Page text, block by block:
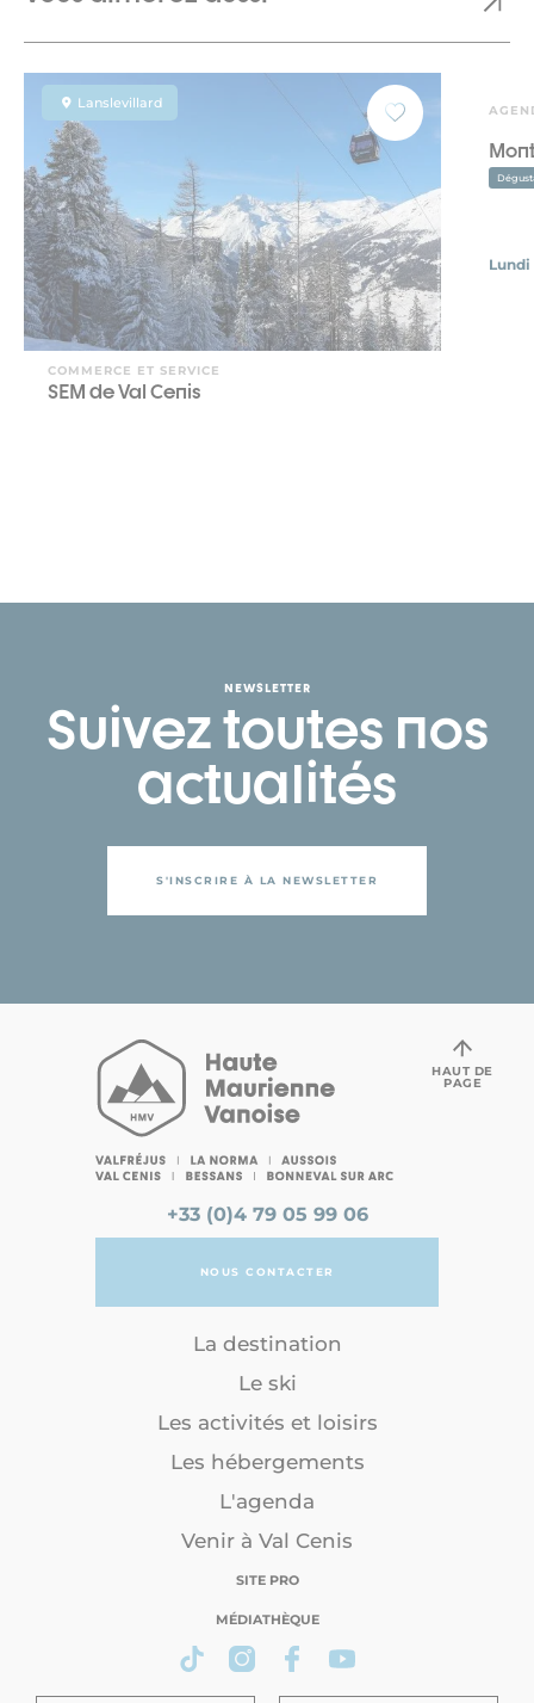
Lanslevillard
COMMERCE ET SERVICE
SEM de Val Cenis
Lundi
NEWSLETTER
Suivez toutes nos
actualités
S'INSCRIRE À LA NEWSLETTER
+33 (0)4 79 05 99 06
NOUS CONTACTER
La destination
Le ski
Les activités et loisirs
Les hébergements
L'agenda
Venir à Val Cenis
SITE PRO
MÉDIATHÈQUE
HAUT DE
PAGE